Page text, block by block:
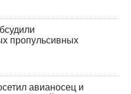
пропульсивных
авианосец и